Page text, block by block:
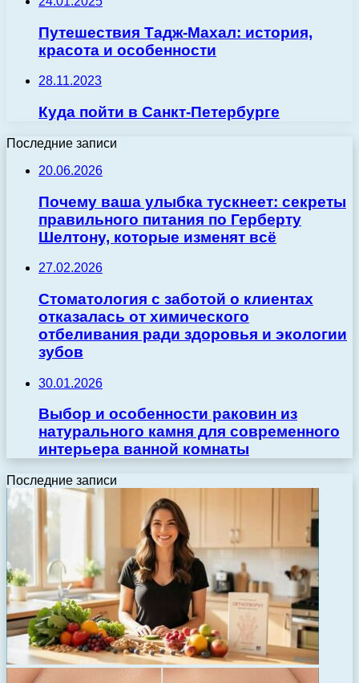
Путешествия Тадж-Махал: история,
красота и особенности
28.11.2023
Куда пойти в Санкт-Петербурге
Последние записи
20.06.2026
Почему ваша улыбка тускнеет: секреты
правильного питания по Герберту
Шелтону, которые изменят всё
27.02.2026
Стоматология с заботой о клиентах
отказалась от химического
отбеливания ради здоровья и экологии
зубов
30.01.2026
Выбор и особенности раковин из
натурального камня для современного
интерьера ванной комнаты
Последние записи